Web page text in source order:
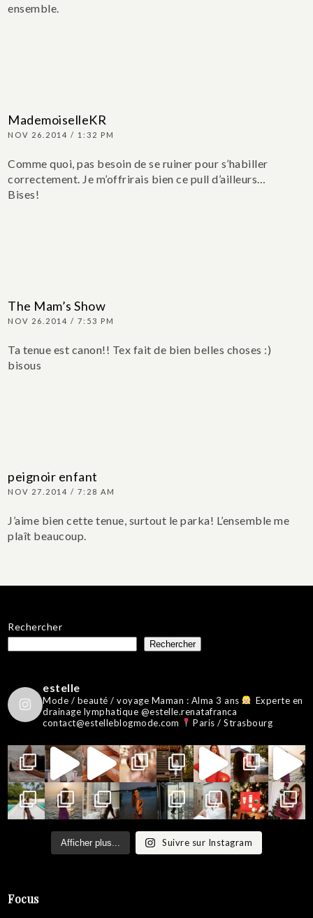
ensemble.
MademoiselleKR
NOV 26.2014 / 1:32 PM
Comme quoi, pas besoin de se ruiner pour s’habiller
correctement. Je m’offrirais bien ce pull d’ailleurs…
Bises!
The Mam’s Show
NOV 26.2014 / 7:53 PM
Ta tenue est canon!! Tex fait de bien belles choses :)
bisous
peignoir enfant
NOV 27.2014 / 7:28 AM
J’aime bien cette tenue, surtout le parka! L’ensemble me
plaît beaucoup.
Rechercher
Rechercher
estelle
Mode / beauté / voyage Maman : Alma 3 ans
Experte en
drainage lymphatique @estelle.renatafranca
contact@estelleblogmode.com
Paris / Strasbourg
Afficher plus... Suivre sur Instagram
Focus